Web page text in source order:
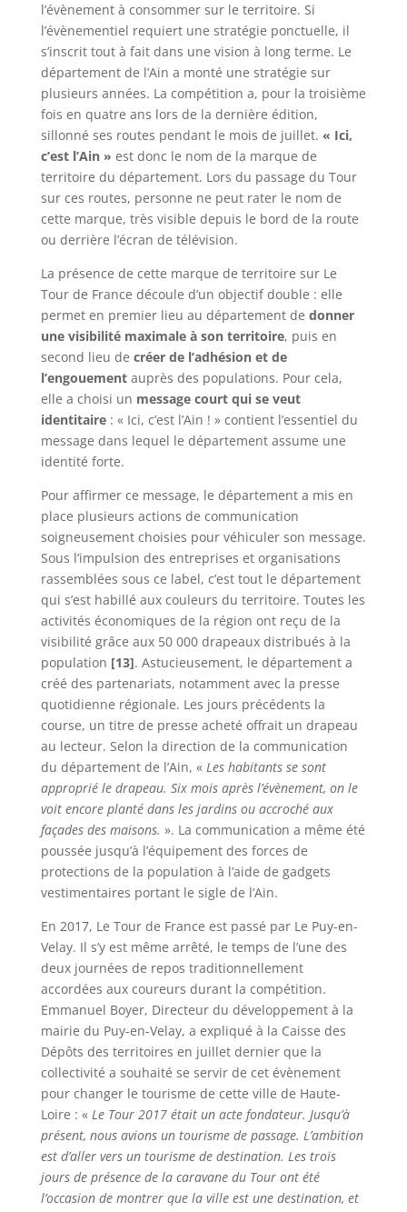
l’évènement à consommer sur le territoire. Si
l’évènementiel requiert une stratégie ponctuelle, il
s’inscrit tout à fait dans une vision à long terme. Le
département de l’Ain a monté une stratégie sur
plusieurs années. La compétition a, pour la troisième
fois en quatre ans lors de la dernière édition,
sillonné ses routes pendant le mois de juillet. « Ici,
c’est l’Ain » est donc le nom de la marque de
territoire du département. Lors du passage du Tour
sur ces routes, personne ne peut rater le nom de
cette marque, très visible depuis le bord de la route
ou derrière l’écran de télévision.
La présence de cette marque de territoire sur Le
Tour de France découle d’un objectif double : elle
permet en premier lieu au département de donner
une visibilité maximale à son territoire, puis en
second lieu de créer de l’adhésion et de
l’engouementauprès des populations. Pour cela,
elle a choisi un message court qui se veut
identitaire: « Ici, c’est l’Ain ! » contient l’essentiel du
message dans lequel le département assume une
identité forte.
Pour affirmer ce message, le département a mis en
place plusieurs actions de communication
soigneusement choisies pour véhiculer son message.
Sous l’impulsion des entreprises et organisations
rassemblées sous ce label, c’est tout le département
qui s’est habillé aux couleurs du territoire. Toutes les
activités économiques de la région ont reçu de la
visibilité grâce aux 50 000 drapeaux distribués à la
population [13]. Astucieusement, le département a
créé des partenariats, notamment avec la presse
quotidienne régionale. Les jours précédents la
course, un titre de presse acheté offrait un drapeau
au lecteur. Selon la direction de la communication
du département de l’Ain, « Les habitants se sont
approprié le drapeau. Six mois après l’évènement, on le
voit encore planté dans les jardins ou accroché aux
façades des maisons. ». La communication a même été
poussée jusqu’à l’équipement des forces de
protections de la population à l’aide de gadgets
vestimentaires portant le sigle de l’Ain.
En 2017, Le Tour de France est passé par Le Puy-en-
Velay. Il s’y est même arrêté, le temps de l’une des
deux journées de repos traditionnellement
accordées aux coureurs durant la compétition.
Emmanuel Boyer, Directeur du développement à la
mairie du Puy-en-Velay, a expliqué à la Caisse des
Dépôts des territoires en juillet dernier que la
collectivité a souhaité se servir de cet évènement
pour changer le tourisme de cette ville de Haute-
Loire : « Le Tour 2017 était un acte fondateur. Jusqu’à
présent, nous avions un tourisme de passage. L’ambition
est d’aller vers un tourisme de destination. Les trois
jours de présence de la caravane du Tour ont été
l’occasion de montrer que la ville est une destination, et